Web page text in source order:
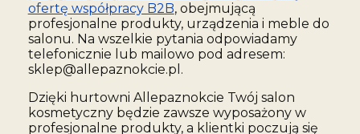
ofertę współpracy B2B, obejmującą
profesjonalne produkty, urządzenia i meble do
salonu. Na wszelkie pytania odpowiadamy
telefonicznie lub mailowo pod adresem:
sklep@allepaznokcie.pl.
Dzięki hurtowni Allepaznokcie Twój salon
kosmetyczny będzie zawsze wyposażony w
profesjonalne produkty, a klientki poczują się